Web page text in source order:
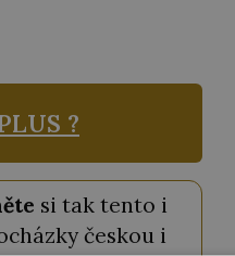
?
si tak tento i
českou i